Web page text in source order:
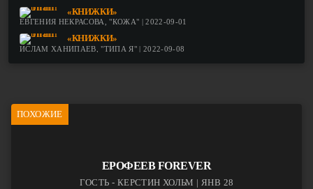
«КНИЖКИ»
ЕВГЕНИЯ НЕКРАСОВА, "КОЖА" | 2022-09-01
«КНИЖКИ»
ИСЛАМ ХАНИПАЕВ, "ТИПА Я" | 2022-09-08
ПОХОЖИЕ
ЕРОФЕЕВ FOREVER
ГОСТЬ - КЕРСТИН ХОЛЬМ | ЯНВ 28